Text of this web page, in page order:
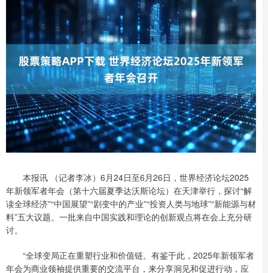
本报讯 （记者李冰）6月24日至6月26日，世界经济论坛2025
年新领军者年会（第十六届夏季达沃斯论坛）在天津举行，探讨“解
读全球经济”“中国展望”“剧变中的产业”“投资人类与地球”“新能源与材
料”五大议题。一批来自中国实践和理论的创新观点将在会上充分研
讨。
“全球变局正在重塑行业和价值链。有鉴于此，2025年新领军者
年会为商业领袖提供重要的交流平台，来分享洞见和促进行动，应